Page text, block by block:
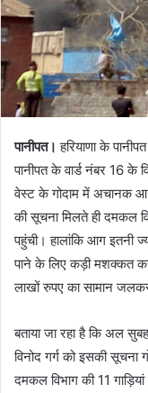
पानीपत। हरियाणा के
पानीपत के वार्ड नंबर 16
वेस्ट के गोदाम में अचानक
की सूचना मिलते ही दमकल
पहुंची। हालांकि आग इतनी
पाने के लिए कड़ी मशक्कत
लाखों रुपए का सामान
बताया जा रहा है कि अल
विनोद गर्ग को इसकी
दमकल विभाग की 11